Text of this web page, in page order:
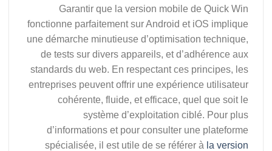
Garantir que la version mobile de Quick Win
fonctionne parfaitement sur Android et iOS implique
une démarche minutieuse d’optimisation technique,
de tests sur divers appareils, et d’adhérence aux
standards du web. En respectant ces principes, les
entreprises peuvent offrir une expérience utilisateur
cohérente, fluide, et efficace, quel que soit le
système d’exploitation ciblé. Pour plus
d’informations et pour consulter une plateforme
spécialisée, il est utile de se référer à la version